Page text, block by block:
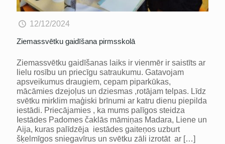
12/12/2024
Ziemassvētku gaidīšana pirmsskolā
Ziemassvētku gaidīšanas laiks ir vienmēr ir saistīts ar
lielu rosību un priecīgu satraukumu. Gatavojam
apsveikumus draugiem, cepam piparkūkas,
mācāmies dzejoļus un dziesmas ,rotājam telpas. Līdz
svētku mirklim maģiski brīnumi ar katru dienu piepilda
iestādi. Priecājamies , ka mums palīgos steidza
Iestādes Padomes čaklās māmiņas Madara, Liene un
Aija, kuras palīdzēja iestādes gaiteņos uzburt
šķelmīgos sniegavīrus un svētku zāli izrotāt ar […]